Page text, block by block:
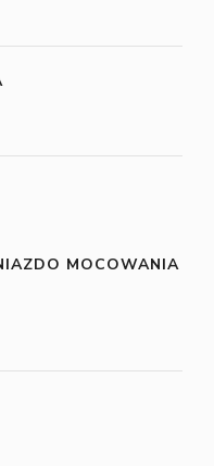
MOCOWANIA